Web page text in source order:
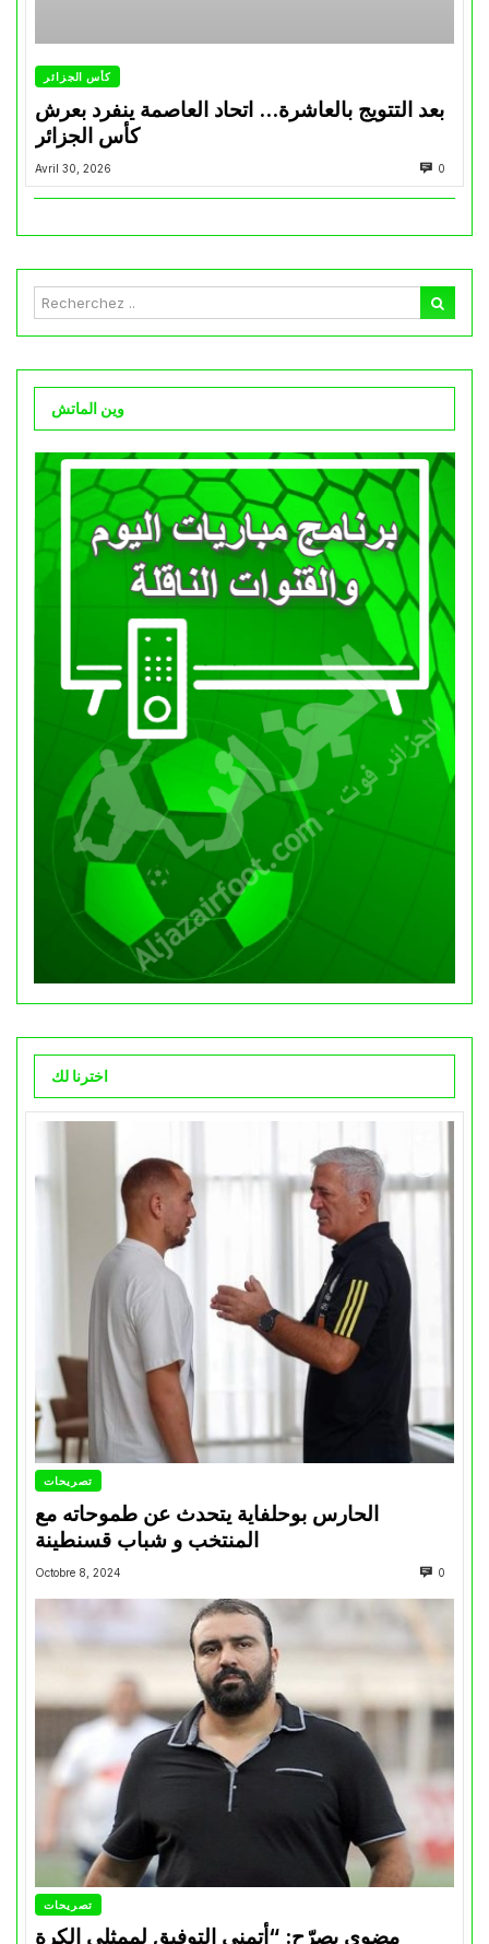
كأس الجزائر
بعد التتويج بالعاشرة… اتحاد العاصمة ينفرد بعرش
كأس الجزائر
Avril 30, 2026 0
وين الماتش
اخترنا لك
تصريحات
الحارس بوحلفاية يتحدث عن طموحاته مع
المنتخب و شباب قسنطينة
Octobre 8, 2024 0
تصريحات
مضوي يصرّح: “أتمنى التوفيق لممثلي الكرة